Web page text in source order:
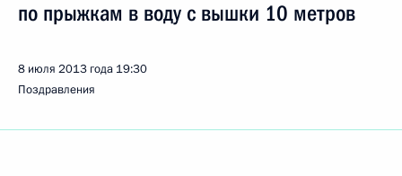
по прыжкам в воду с вышки 10 метров
8 июля 2013 года 19:30
Поздравления